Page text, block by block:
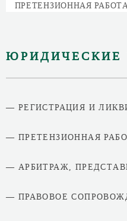
ПРЕТЕНЗИОННАЯ РАБОТА
ЮРИДИЧЕСКИЕ
— РЕГИСТРАЦИЯ И
— ПРЕТЕНЗИОННАЯ
— АРБИТРАЖ,
— ПРАВОВОЕ